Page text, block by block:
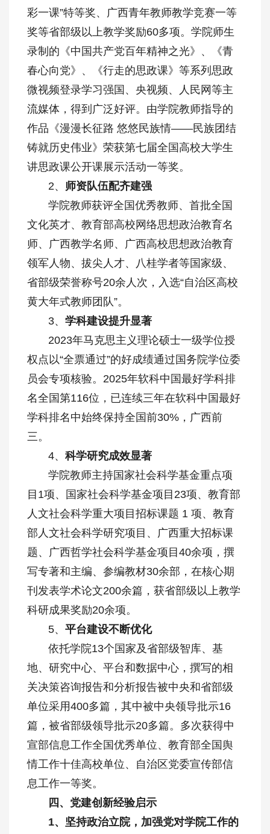
彩一课”特等奖、广西青年教师教学竞赛一等
奖等省部级以上教学奖励60多项。学院师生
录制的《中国共产党百年精神之光》、《青
春心向党》、《行走的思政课》等系列思政
微视频登录学习强国、央视频、人民网等主
流媒体，得到广泛好评。由学院教师指导的
作品《漫漫长征路 悠悠民族情——民族团结
铸就历史伟业》荣获第七届全国高校大学生
讲思政课公开课展示活动一等奖。
2、 师资队伍配齐建强
学院教师获评全国优秀教师、首批全国
文化英才、教育部高校网络思想政治教育名
师、广西教学名师、广西高校思想政治教育
领军人物、拔尖人才、八桂学者等国家级、
省部级荣誉称号20余人次，入选“自治区高校
黄大年式教师团队”。
3、 学科建设提升显著
2023年马克思主义理论硕士一级学位授
权点以“全票通过”的好成绩通过国务院学位委
员会专项核验。2025年软科中国最好学科排
名全国第116位，已连续三年在软科中国最好
学科排名中始终保持全国前30%，广西前
三。
4、 科学研究成效显著
学院教师主持国家社会科学基金重点项
目1项、国家社会科学基金项目23项、教育部
人文社会科学重大项目招标课题 1 项、教育
部人文社会科学研究项目、广西重大招标课
题、广西哲学社会科学基金项目40余项，撰
写专著和主编、参编教材30余部，在核心期
刊发表学术论文200余篇，获省部级以上教学
科研成果奖励20余项。
5、 平台建设不断优化
依托学院13个国家及省部级智库、基
地、研究中心、平台和数据中心，撰写的相
关决策咨询报告和分析报告被中央和省部级
单位采用400多篇，其中被中央领导批示16
篇，被省部级领导批示20多篇。多次获得中
宣部信息工作全国优秀单位、教育部全国舆
情工作十佳高校单位、自治区党委宣传部信
息工作一等奖。
四、党建创新经验启示
1、坚持政治立院，加强党对学院工作的